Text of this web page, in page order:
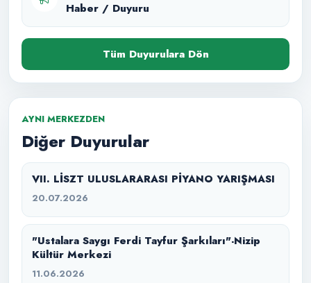
Haber / Duyuru
Tüm Duyurulara Dön
AYNI MERKEZDEN
Diğer Duyurular
VII. LİSZT ULUSLARARASI PİYANO YARIŞMASI
20.07.2026
"Ustalara Saygı Ferdi Tayfur Şarkıları"-Nizip
Kültür Merkezi
11.06.2026